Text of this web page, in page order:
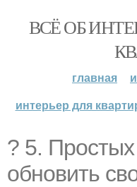
ВСЁ ОБ
главная
интерьер для
? 5.
обновить